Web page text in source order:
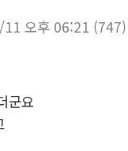
오후 06:21 (747)
군요